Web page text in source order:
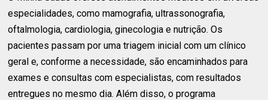
especialidades, como mamografia, ultrassonografia,
oftalmologia, cardiologia, ginecologia e nutrição. Os
pacientes passam por uma triagem inicial com um clínico
geral e, conforme a necessidade, são encaminhados para
exames e consultas com especialistas, com resultados
entregues no mesmo dia. Além disso, o programa